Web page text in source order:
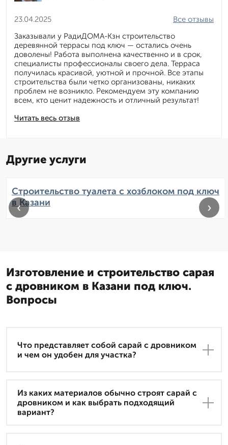
23.04.2025
Читать весь отзыв
Все отзывы
Заказывали у РадиДОМА-Кзн строительство
деревянной террасы под ключ — остались очень
доволены! Работа выполнена качественно и в срок,
специалисты профессионалы своего дела. Терраса
получилась красивой, уютной и прочной. Все этапы
строительства были четко организованы, никаких
проблем не возникло. Рекомендуем эту компанию
всем, кто ценит надежность и отличный результат!
Другие услуги
Строительство туалета с хозблоком под ключ
в Казани
‹ ›
Изготовление и строительство сарая
с дровником в Казани под ключ.
Вопросы
Что представляет собой сарай с дровником
и чем он удобен для участка?
Из каких материалов обычно строят сарай с
дровником и как выбрать подходящий
вариант?